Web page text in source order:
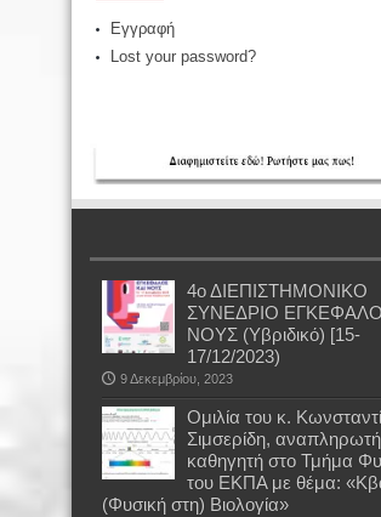
Εγγραφή
Lost your password?
4ο ΔΙΕΠΙΣΤΗΜΟΝΙΚΟ
ΣΥΝΕΔΡΙΟ
ΝΟΥΣ (Υβριδικό) [15-
17/12/2023)
9 Δεκεμβρίου, 2023
Oμιλία του κ.
Σιμσερίδη, αναπληρωτή
καθηγητή στο Τμήμα
του ΕΚΠΑ με θέμα:
(Φυσική στη) Βιολογία»